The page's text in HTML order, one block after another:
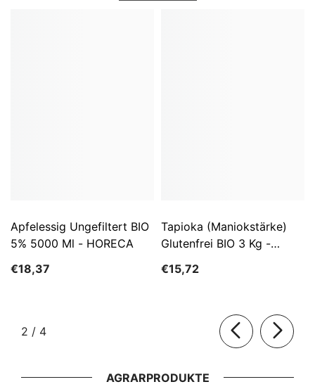
Apfelessig Ungefiltert BIO
5% 5000 Ml - HORECA
€18,37
Tapioka (Maniokstärke)
Glutenfrei BIO 3 Kg -
€15,72
2 / von
4
AGRARPRODUKTE